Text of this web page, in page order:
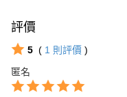
評價
5 ( 1 則評價 )
匿名